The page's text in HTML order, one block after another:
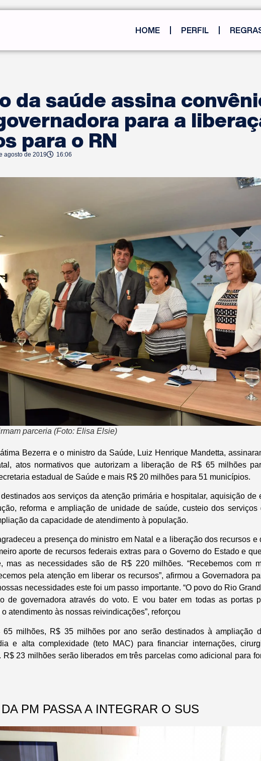
HOME PERFIL
da saúde assina
para a
para o RN
agosto de 2019 16:06
parceria (Foto: Elisa Elsie)
Bezerra e o ministro da Saúde, Luiz Henrique Mandetta,
atos normativos que autorizam a liberação de R$ 65 milhões
estadual de Saúde e mais R$ 20 milhões para 51 municípios.
aos serviços da atenção primária e hospitalar, aquisição de
reforma e ampliação de unidade de saúde, custeio dos
da capacidade de atendimento à população.
a presença do ministro em Natal e a liberação dos recursos e
aporte de recursos federais extras para o Governo do Estado e
mas as necessidades são de R$ 220 milhões. “Recebemos com
pela atenção em liberar os recursos”, afirmou a Governadora
necessidades este foi um passo importante. “O povo do Rio
de governadora através do voto. E vou bater em todas as portas
atendimento às nossas reivindicações”, reforçou
milhões, R$ 35 milhões por ano serão destinados à ampliação
e alta complexidade (teto MAC) para financiar internações,
R$ 23 milhões serão liberados em três parcelas como adicional para
PM PASSA A INTEGRAR O SUS